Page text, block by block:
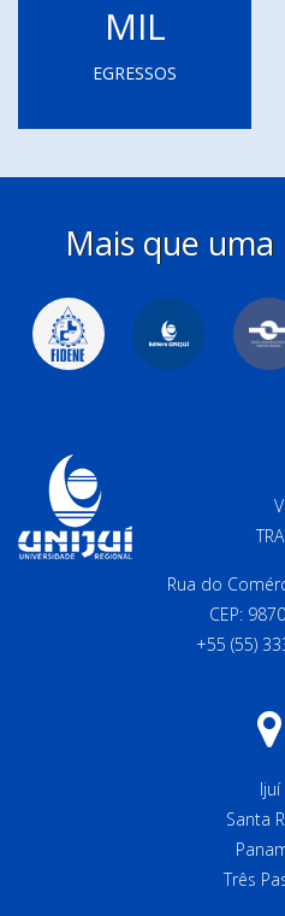
MIL
EGRESSOS
Mais que
Rua do
CEP:
+55 (55)
Ijuí
Santa
Três